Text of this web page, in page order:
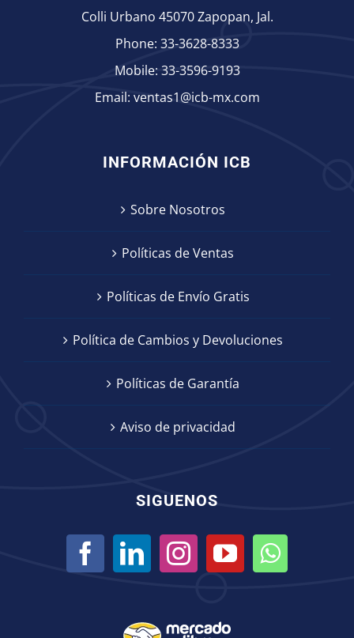
Colli Urbano 45070 Zapopan, Jal.
Phone: 33-3628-8333
Mobile: 33-3596-9193
Email: ventas1@icb-mx.com
INFORMACIÓN ICB
Sobre Nosotros
Políticas de Ventas
Políticas de Envío Gratis
Política de Cambios y Devoluciones
Políticas de Garantía
Aviso de privacidad
SIGUENOS